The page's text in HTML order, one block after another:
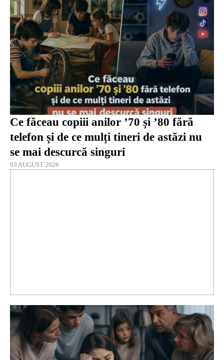
Ce făceau copiii anilor ’70 și ’80 fără
telefon și de ce mulți tineri de astăzi nu
se mai descurcă singuri
03 AUGUST 2026